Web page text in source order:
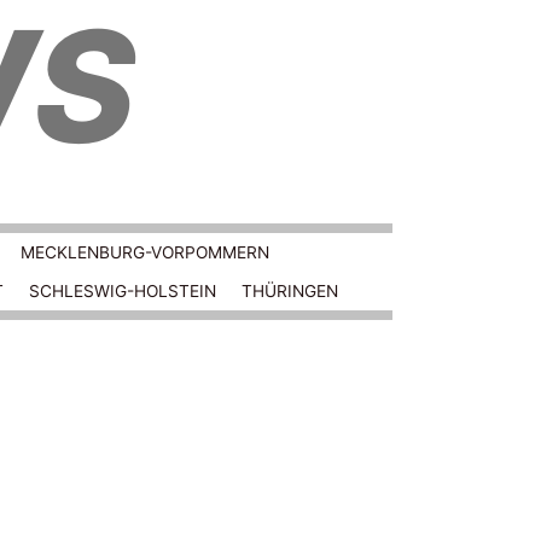
MECKLENBURG-VORPOMMERN
SCHLESWIG-HOLSTEIN THÜRINGEN